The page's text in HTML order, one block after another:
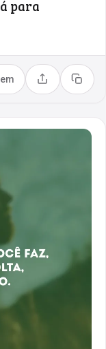
para
Compartilhar
Copiar